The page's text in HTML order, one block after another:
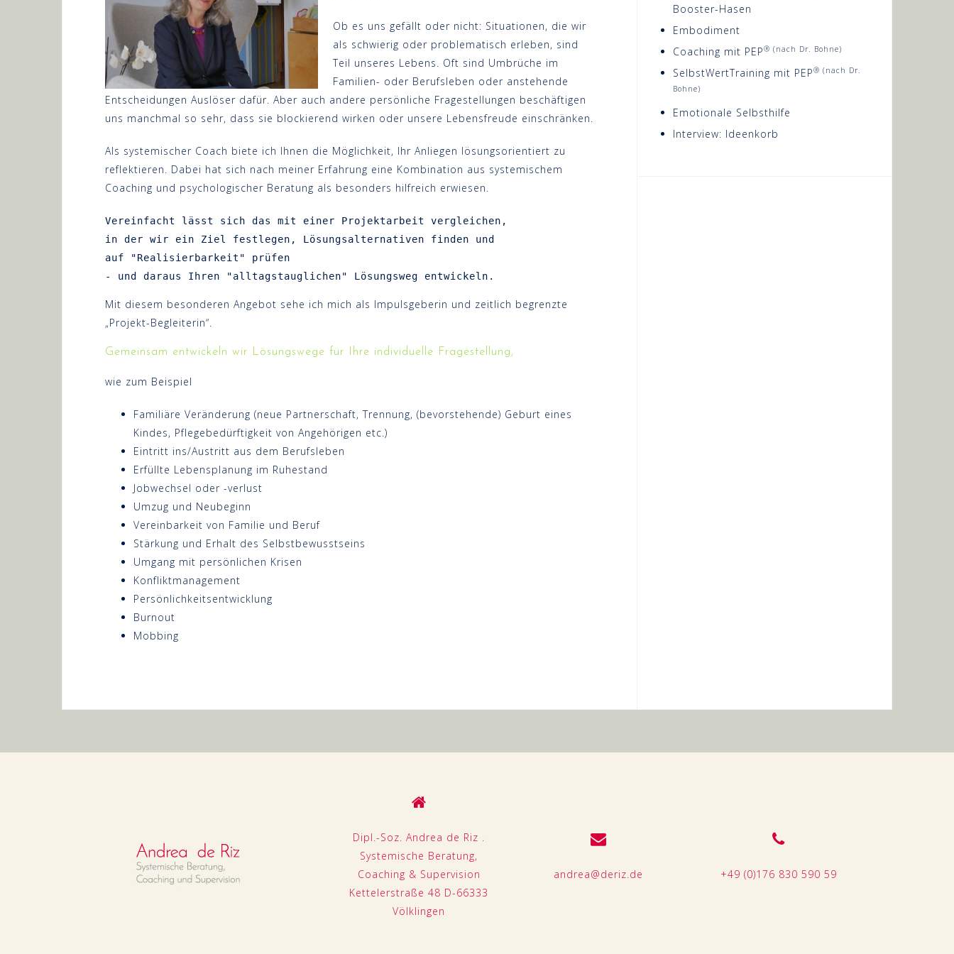
Ob es uns gefällt oder nicht: Situationen, die wir
als schwierig oder problematisch erleben, sind
Teil unseres Lebens. Oft sind Umbrüche im
Familien- oder Berufsleben oder anstehende
Entscheidungen Auslöser dafür. Aber auch andere persönliche Fragestellungen beschäftigen
uns manchmal so sehr, dass sie blockierend wirken oder unsere Lebensfreude einschränken.
Als systemischer Coach biete ich Ihnen die Möglichkeit, Ihr Anliegen lösungsorientiert zu
reflektieren. Dabei hat sich nach meiner Erfahrung eine Kombination aus systemischem
Coaching und psychologischer Beratung als besonders hilfreich erwiesen.
Vereinfacht lässt sich das mit einer Projektarbeit vergleichen,
in der wir ein Ziel festlegen, Lösungsalternativen finden und
auf "Realisierbarkeit" prüfen
- und daraus Ihren "alltagstauglichen" Lösungsweg entwickeln.
Mit diesem besonderen Angebot sehe ich mich als Impulsgeberin und zeitlich begrenzte
„Projekt-Begleiterin“.
Gemeinsam entwickeln wir Lösungswege für Ihre individuelle Fragestellung,
wie zum Beispiel
Familiäre Veränderung (neue Partnerschaft, Trennung, (bevorstehende) Geburt eines
Kindes, Pflegebedürftigkeit von Angehörigen etc.)
Eintritt ins/Austritt aus dem Berufsleben
Erfüllte Lebensplanung im Ruhestand
Jobwechsel oder -verlust
Umzug und Neubeginn
Vereinbarkeit von Familie und Beruf
Stärkung und Erhalt des Selbstbewusstseins
Umgang mit persönlichen Krisen
Konfliktmanagement
Persönlichkeitsentwicklung
Burnout
Mobbing
Booster-Hasen
Embodiment
Coaching mit PEP® (nach Dr. Bohne)
SelbstWertTraining mit PEP® (nach Dr.
Bohne)
Emotionale Selbsthilfe
Interview: Ideenkorb
Dipl.-Soz. Andrea de Riz .
Systemische Beratung,
Coaching & Supervision
Kettelerstraße 48 D-66333
Völklingen
andrea@deriz.de +49 (0)176 830 590 59